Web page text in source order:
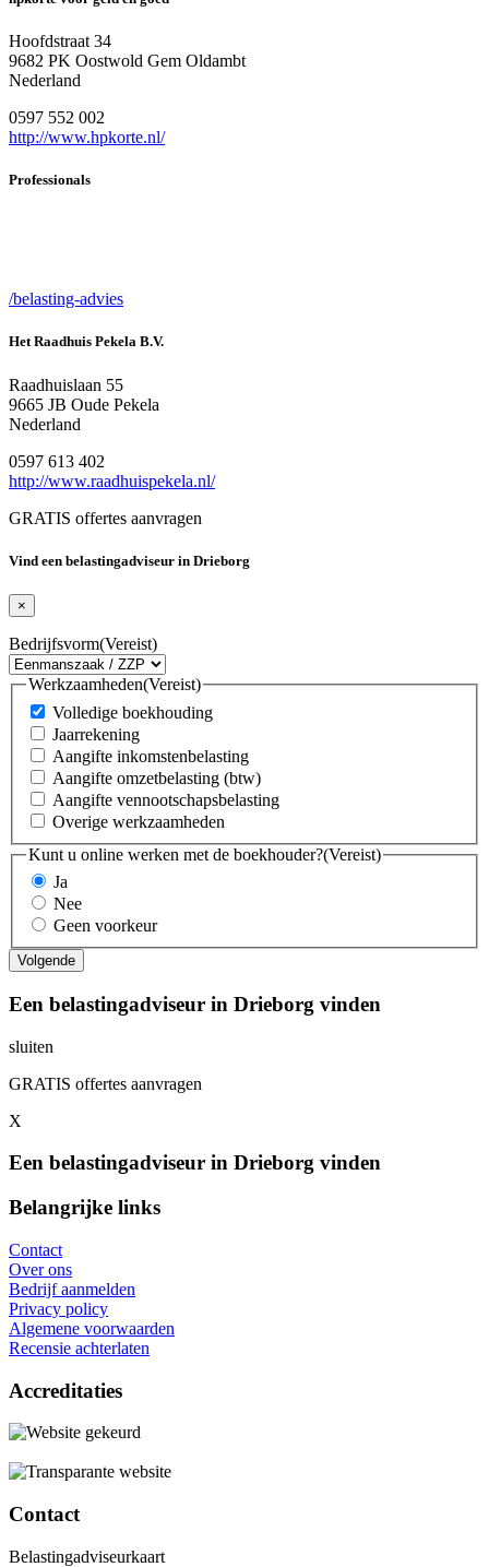
Hoofdstraat 34
9682 PK Oostwold Gem Oldambt
Nederland
0597 552 002
http://www.hpkorte.nl/
Professionals
/belasting-advies
Het Raadhuis Pekela B.V.
Raadhuislaan 55
9665 JB Oude Pekela
Nederland
0597 613 402
http://www.raadhuispekela.nl/
GRATIS offertes aanvragen
Vind een belastingadviseur in Drieborg
×
Bedrijfsvorm(Vereist)
Werkzaamheden(Vereist)
Volledige boekhouding
Jaarrekening
Aangifte inkomstenbelasting
Aangifte omzetbelasting (btw)
Aangifte vennootschapsbelasting
Overige werkzaamheden
Kunt u online werken met de boekhouder?(Vereist)
Ja
Nee
Geen voorkeur
Een belastingadviseur in Drieborg vinden
sluiten
GRATIS offertes aanvragen
X
Een belastingadviseur in Drieborg vinden
Belangrijke links
Contact
Over ons
Bedrijf aanmelden
Privacy policy
Algemene voorwaarden
Recensie achterlaten
Accreditaties
Contact
Belastingadviseurkaart